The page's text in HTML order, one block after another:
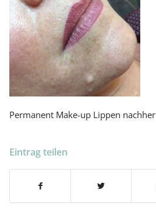
Permanent Make-up Lippen nachher
Eintrag teilen